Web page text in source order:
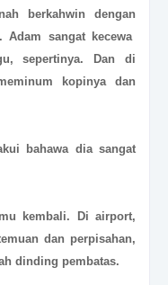
berkahwin dengan
sangat kecewa
sepertinya. Dan di
kopinya dan
bahawa dia sangat
kembali. Di airport,
dan perpisahan,
dinding pembatas.